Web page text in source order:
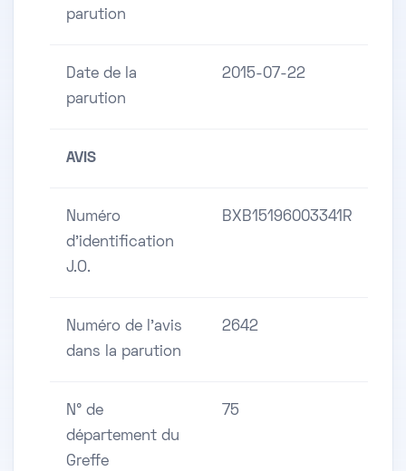
parution
Date de la
parution
2015-07-22
AVIS
Numéro
d'identification
J.O.
BXB15196003341R
Numéro de l'avis
dans la parution
2642
N° de
département du
Greffe
75